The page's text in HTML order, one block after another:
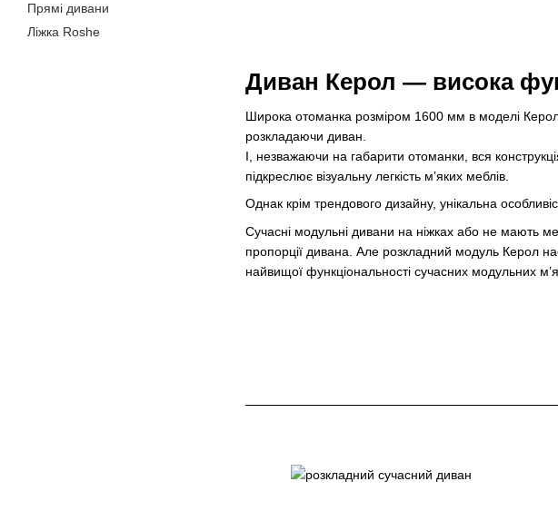
Диван Керол — висока
Широка отоманка розміром 1600 мм в моделі
розкладаючи диван.
І, незважаючи на габарити отоманки, вся
підкреслює візуальну легкість м’яких меблів.
Однак крім трендового дизайну, унікальна
Сучасні модульні дивани на ніжках або не мають
пропорції дивана. Але розкладний модуль Керол
найвищої функціональності сучасних модульних
Прямі дивани
Ліжка Roshe